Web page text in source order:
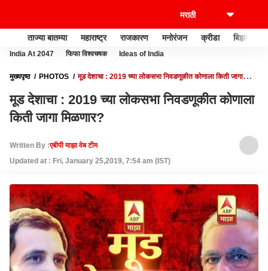
ताज्या बातम्या महाराष्ट्र राजकारण मनोरंजन क्रीडा बिझनेस
India At 2047 फिफा विश्वचषक Ideas of India
मुख्यपृष्ठ PHOTOS
मूड देशाचा : 2019 च्या लोकसभा निवडणूकीत कोणाला किती जागा
मूड देशाचा : 2019 च्या लोकसभा निवडणूकीत कोणाला
किती जागा मिळणार?
Written By :एबीपी माझा वेब टीम
Updated at : Fri, January 25,2019, 7:54 am (IST)